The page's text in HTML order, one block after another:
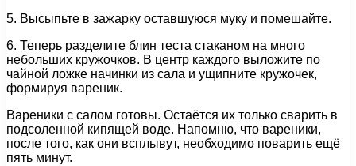
5. Высыпьте в зажарку оставшуюся муку и помешайте.
6. Теперь разделите блин теста стаканом на много
небольших кружочков. В центр каждого выложите по
чайной ложке начинки из сала и ущипните кружочек,
формируя вареник.
Вареники с салом готовы. Остаётся их только сварить в
подсоленной кипящей воде. Напомню, что вареники,
после того, как они всплывут, необходимо поварить ещё
пять минут.